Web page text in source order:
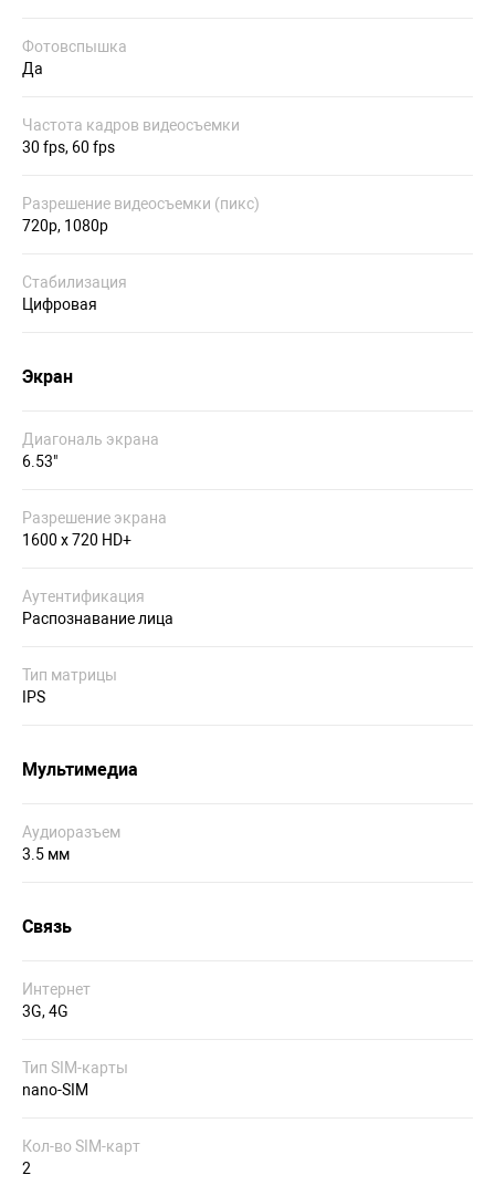
Фотовспышка
Да
Частота кадров видеосъемки
30 fps, 60 fps
Разрешение видеосъемки (пикс)
720p, 1080p
Стабилизация
Цифровая
Экран
Диагональ экрана
6.53"
Разрешение экрана
1600 x 720 HD+
Аутентификация
Распознавание лица
Тип матрицы
IPS
Мультимедиа
Аудиоразъем
3.5 мм
Связь
Интернет
3G, 4G
Тип SIM-карты
nano-SIM
Кол-во SIM-карт
2